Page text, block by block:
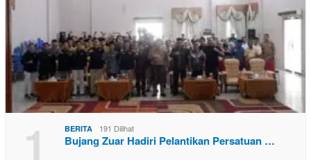
1 BERITA 191 Dilihat
Bujang Zuar Hadiri Pelantikan Persatuan …